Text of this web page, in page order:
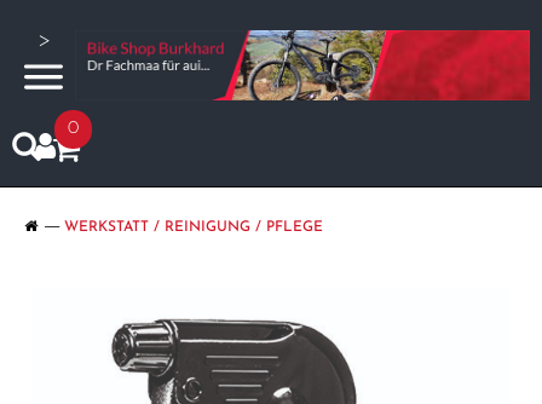
>
0
WERKSTATT / REINIGUNG / PFLEGE